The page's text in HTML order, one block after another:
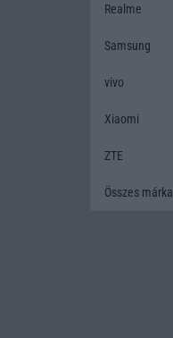
Realme
Samsung
vivo
Xiaomi
ZTE
Összes márka